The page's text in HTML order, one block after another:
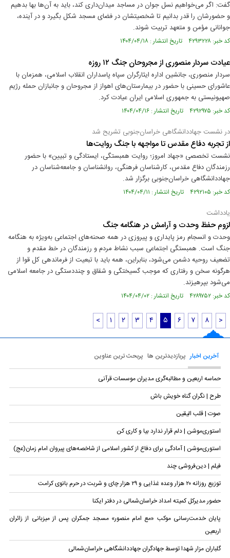
گفت: اگر می‌خواهیم نسل جوان در مساجد میدان‌داری کند، باید به آن‌ها بها بدهیم
و حضورشان را قدر بدانیم تا شخصیتشان در فضای مسجد شکل بگیرد و در آینده،
جوانانی مؤمن و متعهد تربیت شوند.
کد خبر: ۴۲۹۳۲۲۸ تاریخ انتشار : ۱۴۰۴/۰۴/۱۸
عیادت سردار منصوری از مجروحان جنگ ۱۲ روزه
سردار منصوری، جانشین اداره ایثارگران سپاه پاسداران انقلاب اسلامی، همزمان با
عاشورای حسینی با حضور در بیمارستان‌های اهواز از مجروحان و جانبازان حمله رژیم
صهیونیستی به جمهوری اسلامی ایران عیادت کرد.
کد خبر: ۴۲۹۲۹۷۵ تاریخ انتشار : ۱۴۰۴/۰۴/۱۶
در نشست جهاددانشگاهی خراسان‌جنوبی تشریح شد
از تجربه دفاع مقدس تا مواجهه با جنگ روایت‌‌ها
نشست تخصصی «جهاد امروز؛ روایت همبستگی، ایستادگی و تبیین» با حضور
رزمندگان دفاع مقدس، کارشناسان فرهنگی، روانشناسان و جامعه‌شناسان در
جهاددانشگاهی خراسان‌جنوبی برگزار شد.
کد خبر: ۴۲۹۲۱۰۵ تاریخ انتشار : ۱۴۰۴/۰۴/۱۱
یادداشت
لزوم حفظ وحدت و آرامش در هنگامه جنگ
وحدت و انسجام رمز پایداری و پیروزی در همه صحنه‌‏های اجتماعی به‌ویژه به هنگامه
جنگ است. همبستگی اجتماعی سبب نشاط مردم و رزمندگان در خط مقدم و
تضعیف روحیه دشمن می‌‏شود، بنابراین، همه باید با تبعیت از فرماندهی کل قوا از
هرگونه سخن و رفتاری که موجب گسیختگی و شقاق و چنددستگی در جامعه اسلامی
می‏‌شود بپرهیزند.
کد خبر: ۴۲۸۹۷۵۲ تاریخ انتشار : ۱۴۰۴/۰۴/۰۲
< ۱ ۲ ۳ ۴ ۵ ۶ ۷ ۸ >
آخرین اخبار پربازدیدترین ها پربحث ترین عناوین
حماسه اربعین و مطالبه‌گری مدیران موسسات قرآنی
طرح | نگران گناه خویش باش
صوت | قلب الیقین
استوری‌موشن | دلم قرار ندارد بیا و کاری کن
استوری‌موشن | آمادگی برای دفاع از کشور اسلامی از شاخصه‌های پیروان امام زمان(عج)
فیلم | دین‌فروشی چند
توزیع روزانه ۲۰ هزار وعده غذایی و ۲۹ هزار چای و شربت در حرم بانوی کرامت
حضور مدیرکل کمیته امداد خراسان‌شمالی در دفتر ایکنا
پایان خدمت‌رسانی موکب «مع امام منصور» مسجد جمکران پس از میزبانی از زائران
اربعین
گلباران مزار شهدا توسط جهادگران جهاد‌دانشگاهی خراسان‌شمالی